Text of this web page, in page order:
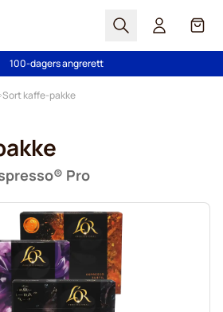
Søk Cart
Gratis frakt over kr 599
100-dagers angrerett
Sort kaffe-pakke
Pro